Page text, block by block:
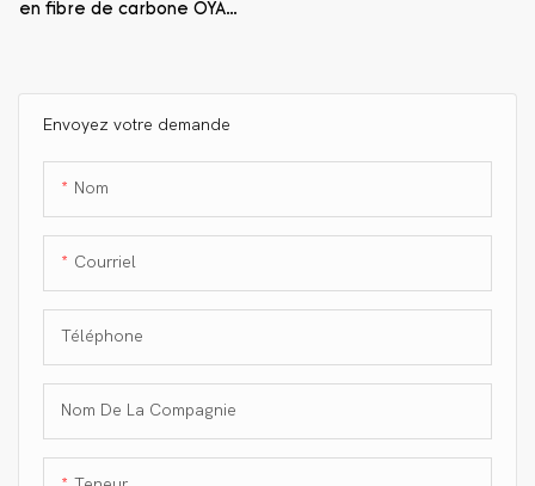
Envoyez votre demande
Nom
Courriel
Téléphone
Nom De La Compagnie
en fibre de carbone OYA